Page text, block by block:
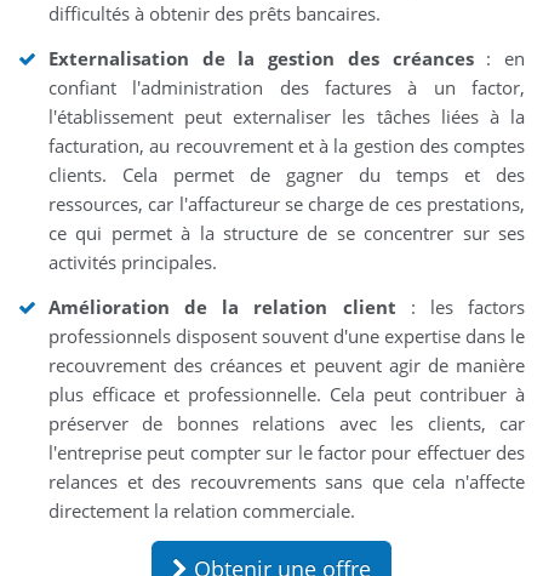
difficultés à obtenir des prêts bancaires.
Externalisation de la gestion des créances: en
confiant l'administration des factures à un factor,
l'établissement peut externaliser les tâches liées à la
facturation, au recouvrement et à la gestion des comptes
clients. Cela permet de gagner du temps et des
ressources, car l'affactureur se charge de ces prestations,
ce qui permet à la structure de se concentrer sur ses
activités principales.
Amélioration de la relation client : les factors
professionnels disposent souvent d'une expertise dans le
recouvrement des créances et peuvent agir de manière
plus efficace et professionnelle. Cela peut contribuer à
préserver de bonnes relations avec les clients, car
l'entreprise peut compter sur le factor pour effectuer des
relances et des recouvrements sans que cela n'affecte
directement la relation commerciale.
Obtenir une offre